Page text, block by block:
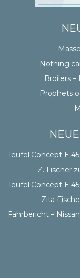
Nothing
Broilers
Prophets
Teufel Concept E
Z. Fischer
Teufel Concept E
Zita
Fahrbericht –